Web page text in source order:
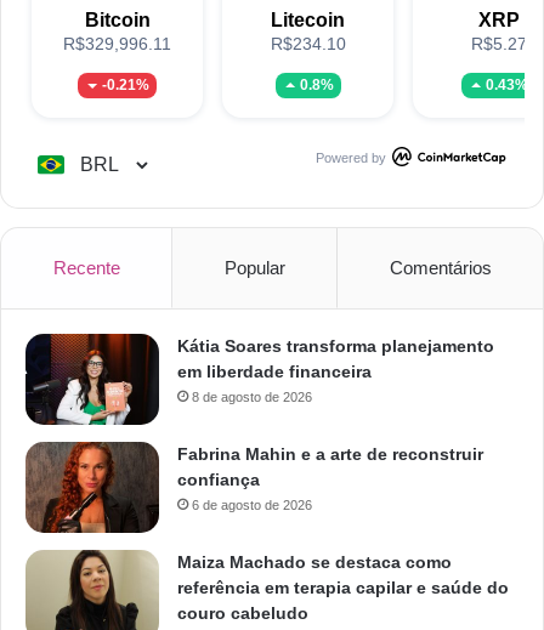
Bitcoin
R$329,996.11
-0.21%
Litecoin
R$234.10
0.8%
XRP
R$5.27
0.43%
Powered by
Recente Popular Comentários
Kátia Soares transforma planejamento
em liberdade financeira
8 de agosto de 2026
Fabrina Mahin e a arte de reconstruir
confiança
6 de agosto de 2026
Maiza Machado se destaca como
referência em terapia capilar e saúde do
couro cabeludo